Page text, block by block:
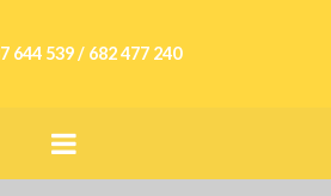
644 539 / 682 477 240